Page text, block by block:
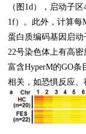
（图1d），启动子
1f）。此外，计算每
蛋白质编码基因启动
22号染色体上有高
富含HyperM的GO
相关，如恐惧反应、